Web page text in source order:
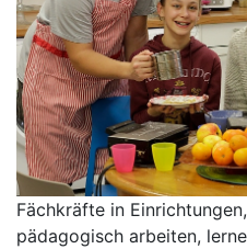
Fächkräfte in
pädagogisch arbeiten,